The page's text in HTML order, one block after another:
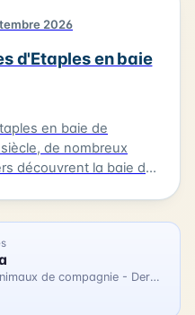
dans un accrochage où
une promenade
le 01/08/2026.
2026
d'Etaples en baie
en baie de
découvrent la baie de
ils s'inspirent
profitent d'un cadre
» présente, en plein air
reproductions de leurs
Pompes funèbres pour animaux de compagnie - Dernière Caresse